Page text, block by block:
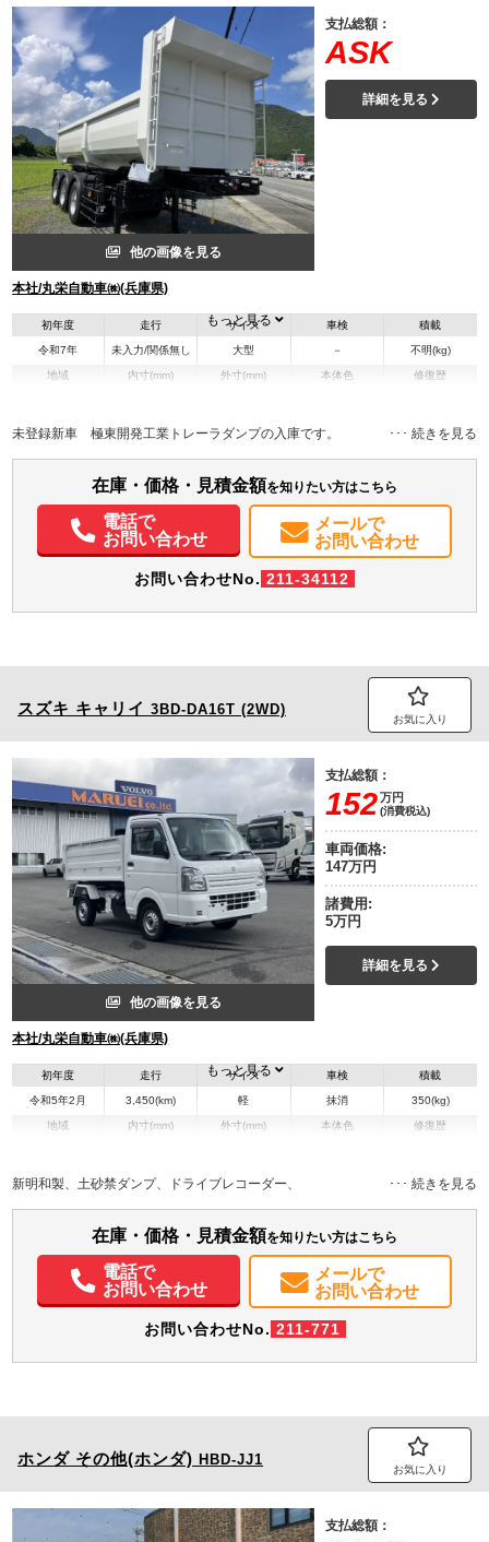
他の画像を見る
本社/丸栄自動車㈱(兵庫県)
支払総額：
ASK
詳細を見る
初年度
令和7年
走行
未入力/関係無し
サイズ
大型
車検
－
積載
不明(kg)
地域 内寸(mm) 外寸(mm)
H:1,060
本体色 修復歴
もっと見る
未登録新車 極東開発工業トレーラダンプの入庫です。
在庫・価格・見積金額を知りたい方はこちら
電話で
お問い合わせ
メールで
お問い合わせ
お問い合わせNo. 211-34112
スズキ キャリイ 3BD-DA16T (2WD)
お気に入り
他の画像を見る
本社/丸栄自動車㈱(兵庫県)
支払総額：
152万円
(消費税込)
車両価格:
147万円
諸費用:
5万円
詳細を見る
初年度
令和5年2月
走行
3,450(km)
サイズ
軽
車検
抹消
積載
350(kg)
地域 内寸(mm)
H:593
外寸(mm) 本体色 修復歴
もっと見る
新明和製、土砂禁ダンプ、ドライブレコーダー、
在庫・価格・見積金額を知りたい方はこちら
電話で
お問い合わせ
メールで
お問い合わせ
お問い合わせNo. 211-771
ホンダ その他(ホンダ) HBD-JJ1
お気に入り
支払総額：